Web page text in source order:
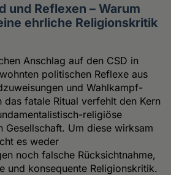
und Reflexen – Warum
ehrliche Religionskritik
Anschlag auf den CSD in
politischen Reflexe aus
und Wahlkampf-
das fatale Ritual verfehlt den Kern
religiöse
Gesellschaft. Um diese wirksam
es weder
noch falsche Rücksichtnahme,
und konsequente Religionskritik.